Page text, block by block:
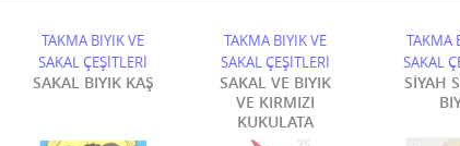
TAKMA BIYIK VE
SAKAL ÇEŞİTLERİ
SAKAL BIYIK KAŞ
TAKMA BIYIK VE
SAKAL ÇEŞİTLERİ
SAKAL VE BIYIK
VE KIRMIZI
KUKULATA
TAKMA
SAKAL
SİYAH